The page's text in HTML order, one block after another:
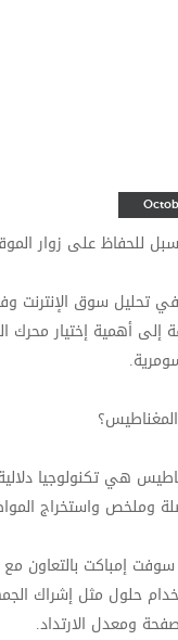
للحفاظ على زوار
تحليل سوق الإنترنت
إلى أهمية إختيار
هي تكنولوجيا
وملخص واستخراج
إمباكت بالتعاون مع
حلول مثل إشراك
ومعدل الارتداد.